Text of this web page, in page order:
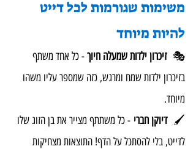
משימות שגורמות לכל דייט
להיות מיוחד
🎭 זיכרון ילדות שמעלה חיוך - כל אחד משתף
בזיכרון ילדות שמח ומרגש, כזה שמספר עליו משהו
מיוחד.
🖌️ דיוקן חברי - כל משתתף מצייר את בן הזוג שלו
לדייט, בלי להסתכל על הדף! התוצאות מצחיקות